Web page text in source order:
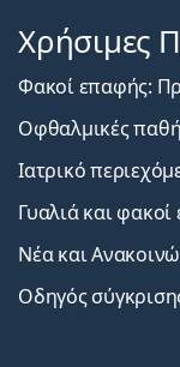
Χρήσιμες
Φακοί επαφής:
Οφθαλμικές
Ιατρικό
Γυαλιά και
Νέα και
Οδηγός